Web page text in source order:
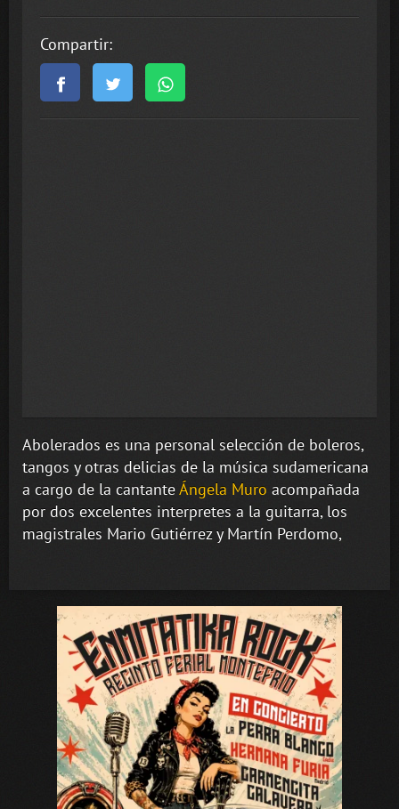
Compartir:
Abolerados es una personal selección de boleros,
tangos y otras delicias de la música sudamericana
a cargo de la cantanteÁngela Muro acompañada
por dos excelentes interpretes a la guitarra, los
magistrales Mario Gutiérrez y Martín Perdomo,